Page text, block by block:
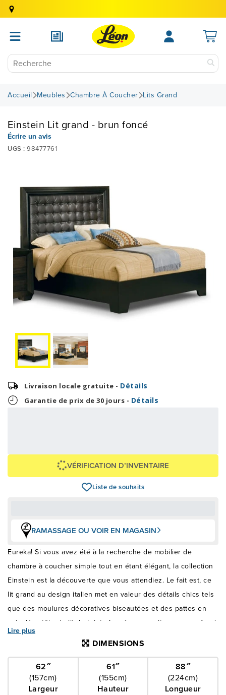
Accueil Meubles Chambre À Coucher Lits Grand
Einstein Lit grand - brun foncé
Écrire un avis
UGS : 98477761
Livraison locale gratuite - Détails
Garantie de prix de 30 jours - Détails
VÉRIFICATION D’INVENTAIRE
Liste de souhaits
RAMASSAGE OU VOIR EN MAGASIN
Eureka! Si vous avez été à la recherche de mobilier de
chambre à coucher simple tout en étant élégant, la collection
Einstein est la découverte que vous attendiez. Le fait est, ce
lit grand au design italien met en valeur des détails chics tels
que des moulures décoratives biseautées et des pattes en
coin. Une tête de lit de teinte foncée, au capitonnage profond,
ajoute une ponctuation étonnante qui souligne la collection
Lire plus
DIMENSIONS
62″
(157cm)
Largeur
61″
(155cm)
Hauteur
88″
(224cm)
Longueur